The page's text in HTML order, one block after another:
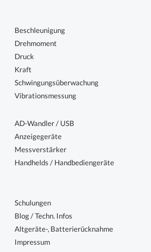
Beschleunigung
Drehmoment
Druck
Kraft
Schwingungsüberwachung
Vibrationsmessung
AD-Wandler / USB
Anzeigegeräte
Messverstärker
Handhelds / Handbediengeräte
Schulungen
Blog / Techn. Infos
Altgeräte-, Batterierücknahme
Impressum